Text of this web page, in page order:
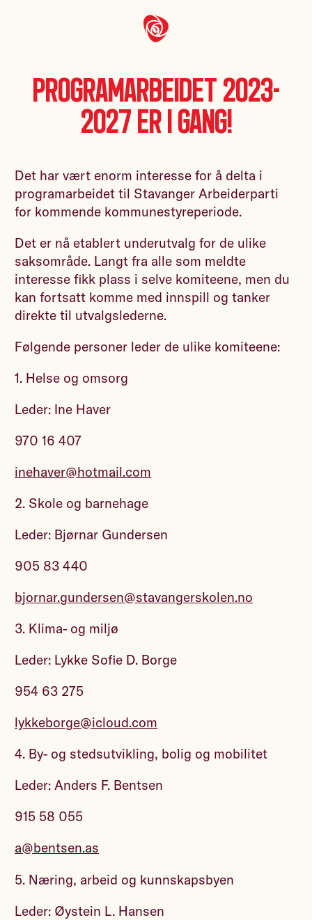
Programarbeidet 2023-
2027 er i gang!
Det har vært enorm interesse for å delta i
programarbeidet til Stavanger Arbeiderparti
for kommende kommunestyreperiode.
Det er nå etablert underutvalg for de ulike
saksområde. Langt fra alle som meldte
interesse fikk plass i selve komiteene, men du
kan fortsatt komme med innspill og tanker
direkte til utvalgslederne.
Følgende personer leder de ulike komiteene:
1. Helse og omsorg
Leder: Ine Haver
970 16 407
inehaver@hotmail.com
2. Skole og barnehage
Leder: Bjørnar Gundersen
905 83 440
bjornar.gundersen@stavangerskolen.no
3. Klima- og miljø
Leder: Lykke Sofie D. Borge
954 63 275
lykkeborge@icloud.com
4. By- og stedsutvikling, bolig og mobilitet
Leder: Anders F. Bentsen
915 58 055
a@bentsen.as
5. Næring, arbeid og kunnskapsbyen
Leder: Øystein L. Hansen